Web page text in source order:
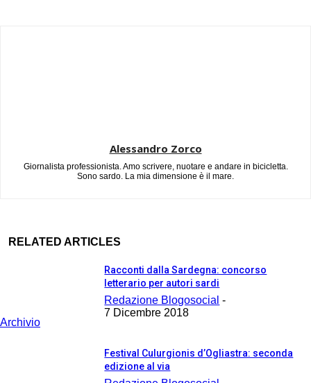
Alessandro Zorco
Giornalista professionista. Amo scrivere, nuotare e andare in bicicletta.
Sono sardo. La mia dimensione è il mare.
RELATED ARTICLES
Archivio
Racconti dalla Sardegna: concorso
letterario per autori sardi
Redazione Blogosocial -
7 Dicembre 2018
Festival Culurgionis d’Ogliastra: seconda
edizione al via